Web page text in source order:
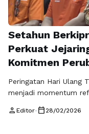
Setahun
Perkuat
Komitmen
Peringatan Hari Ulang
menjadi momentum
syukuran digelar di
person Editor• calendar_today 28/02/2026